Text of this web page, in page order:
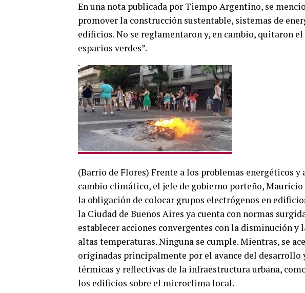
En una nota publicada por Tiempo Argentino, se
promover la construcción sustentable, sistemas de
edificios. No se reglamentaron y, en cambio, quitaron
espacios verdes”.
(Barrio de Flores) Frente a los problemas energéticos y
cambio climático, el jefe de gobierno porteño,
la obligación de colocar grupos electrógenos en
la Ciudad de Buenos Aires ya cuenta con normas
establecer acciones convergentes con la disminución
altas temperaturas. Ninguna se cumple. Mientras, se
originadas principalmente por el avance del desarrollo
térmicas y reflectivas de la infraestructura urbana,
los edificios sobre el microclima local.